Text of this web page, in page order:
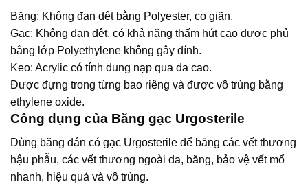
Băng: Không đan dệt bằng Polyester, co giãn.
Gạc: Không đan dệt, có khả năng thấm hút cao được phủ
bằng lớp Polyethylene không gây dính.
Keo: Acrylic có tính dung nạp qua da cao.
Được đựng trong từng bao riêng và được vô trùng bằng
ethylene oxide.
Công dụng của Băng gạc Urgosterile
Dùng băng dán có gạc Urgosterile để băng các vết thương
hậu phẫu, các vết thương ngoài da, băng, bảo vệ vết mổ
nhanh, hiệu quả và vô trùng.